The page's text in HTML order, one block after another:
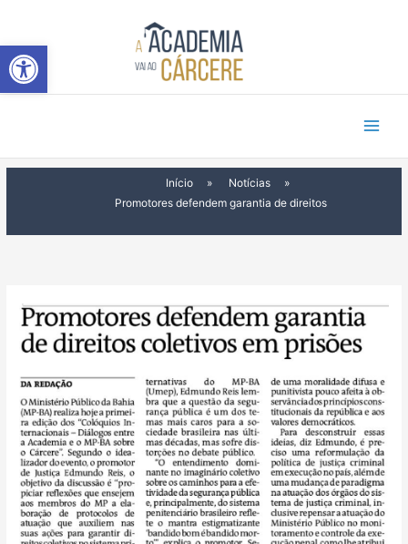
Abrir a barra de ferramentas
o
conteúdo
Início » Notícias
»
Promotores defendem garantia de direitos